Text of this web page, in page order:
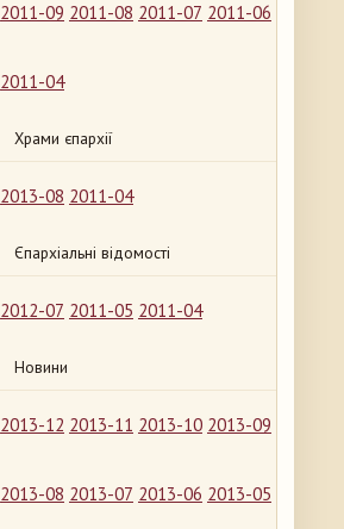
2011-09 2011-08 2011-07 2011-06
2011-04
Храми єпархії
2013-08 2011-04
Єпархіальні відомості
2012-07 2011-05 2011-04
Новини
2013-12 2013-11 2013-10 2013-09
2013-08 2013-07 2013-06 2013-05